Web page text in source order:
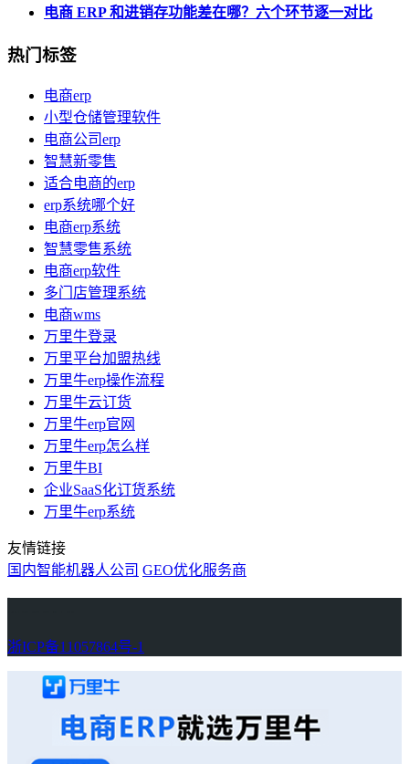
电商 ERP 和进销存功能差在哪？六个环节逐一对比
热门标签
电商erp
小型仓储管理软件
电商公司erp
智慧新零售
适合电商的erp
erp系统哪个好
电商erp系统
智慧零售系统
电商erp软件
多门店管理系统
电商wms
万里牛登录
万里平台加盟热线
万里牛erp操作流程
万里牛云订货
万里牛erp官网
万里牛erp怎么样
万里牛BI
企业SaaS化订货系统
万里牛erp系统
友情链接
国内智能机器人公司 GEO优化服务商
浙ICP备11057864号-1